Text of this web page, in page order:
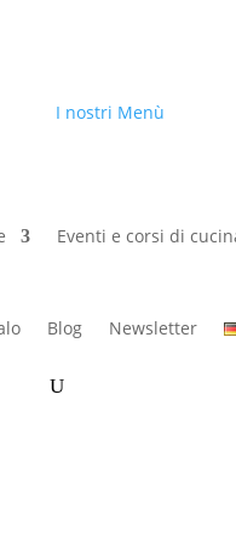
I nostri Menù
Eventi e corsi di
Blog Newsletter